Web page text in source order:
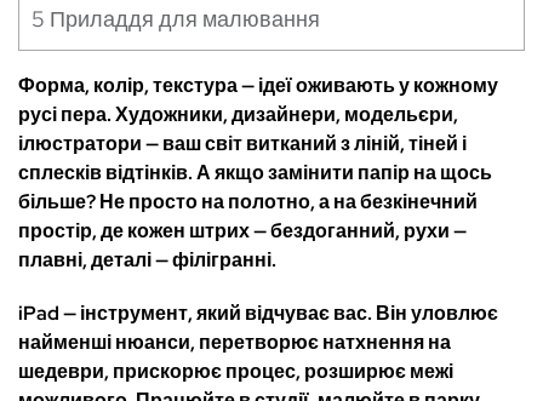
5 Приладдя для малювання
Форма, колір, текстура — ідеї оживають у кожному
русі пера. Художники, дизайнери, модельєри,
ілюстратори — ваш світ витканий з ліній, тіней і
сплесків відтінків. А якщо замінити папір на щось
більше? Не просто на полотно, а на безкінечний
простір, де кожен штрих — бездоганний, рухи —
плавні, деталі — філігранні.
iPad — інструмент, який відчуває вас. Він уловлює
найменші нюанси, перетворює натхнення на
шедеври, прискорює процес, розширює межі